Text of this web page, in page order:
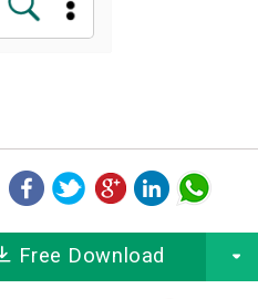
Free Download